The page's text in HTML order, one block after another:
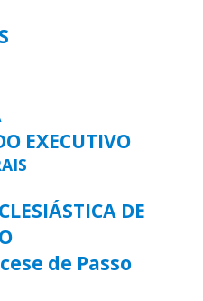
EXECUTIVO
DE
de Passo